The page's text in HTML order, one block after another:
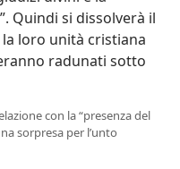
Quindi si dissolverà il
loro unità cristiana
radunati sotto
con la “presenza del
sorpresa per l’unto